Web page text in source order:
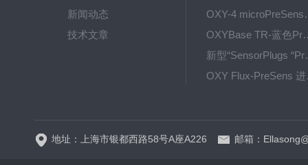
新闻动态
技术文章
OXY-4
OXYBase TR-蓝色
新型
地址：上海市银都西路58号A座A226 邮箱：